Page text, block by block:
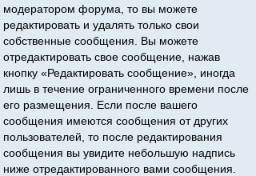
модератором форума, то вы можете
редактировать и удалять только свои
собственные сообщения. Вы можете
отредактировать свое сообщение, нажав
кнопку «Редактировать сообщение», иногда
лишь в течение ограниченного времени после
его размещения. Если после вашего
сообщения имеются сообщения от других
пользователей, то после редактирования
сообщения вы увидите небольшую надпись
ниже отредактированного вами сообщения.